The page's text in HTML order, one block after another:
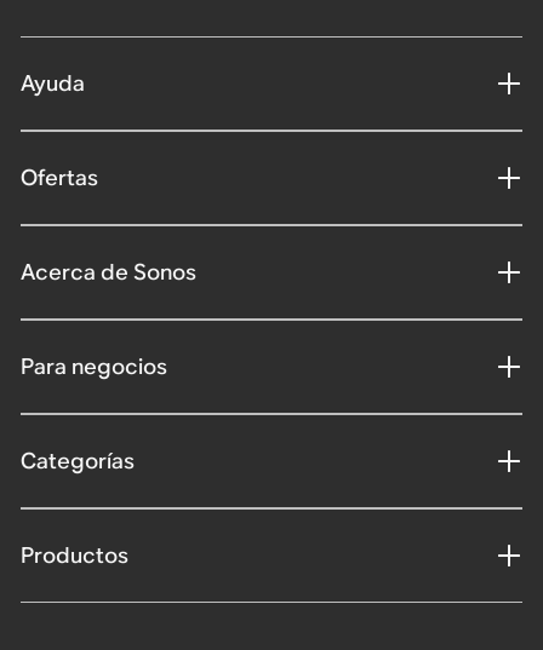
Ayuda
Ofertas
Acerca de Sonos
Para negocios
Categorías
Productos